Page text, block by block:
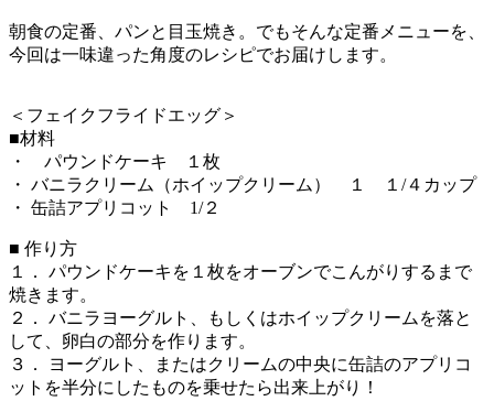
朝食の定番、パンと目玉焼き。でもそんな定番メニューを、
今回は一味違った角度のレシピでお届けします。
＜フェイクフライドエッグ＞
■材料
・ パウンドケーキ １枚
・ バニラクリーム（ホイップクリーム） １ １/４カップ
・ 缶詰アプリコット 1/２
■ 作り方
１． パウンドケーキを１枚をオーブンでこんがりするまで
焼きます。
２． バニラヨーグルト、もしくはホイップクリームを落と
して、卵白の部分を作ります。
３． ヨーグルト、またはクリームの中央に缶詰のアプリコ
ットを半分にしたものを乗せたら出来上がり！